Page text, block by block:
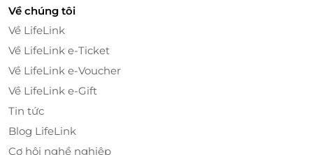
Về chúng tôi
Về LifeLink
Về LifeLink e-Ticket
Về LifeLink e-Voucher
Về LifeLink e-Gift
Tin tức
Blog LifeLink
Cơ hội nghề nghiệp